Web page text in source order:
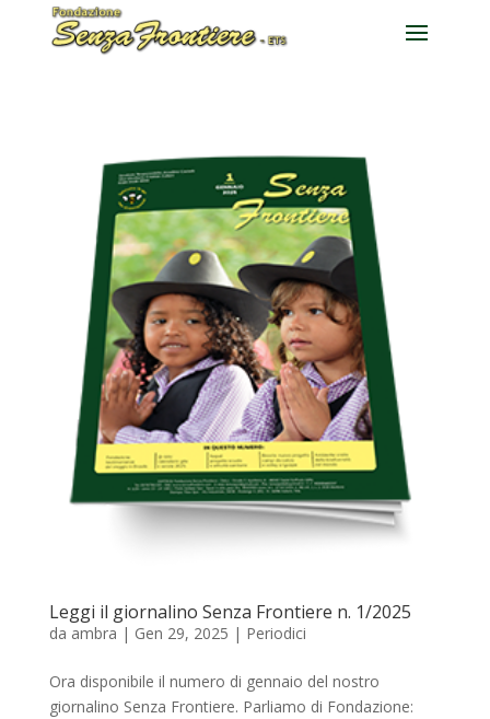
Leggi il giornalino Senza Frontiere n. 1/2025
da ambra | Gen 29, 2025 | Periodici
Ora disponibile il numero di gennaio del nostro
giornalino Senza Frontiere. Parliamo di Fondazione: